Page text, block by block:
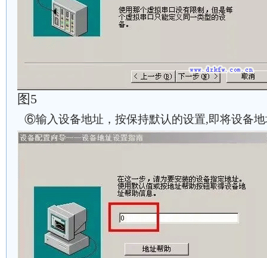
图5
⑥输入设备地址，按保持默认的设置,即将设备